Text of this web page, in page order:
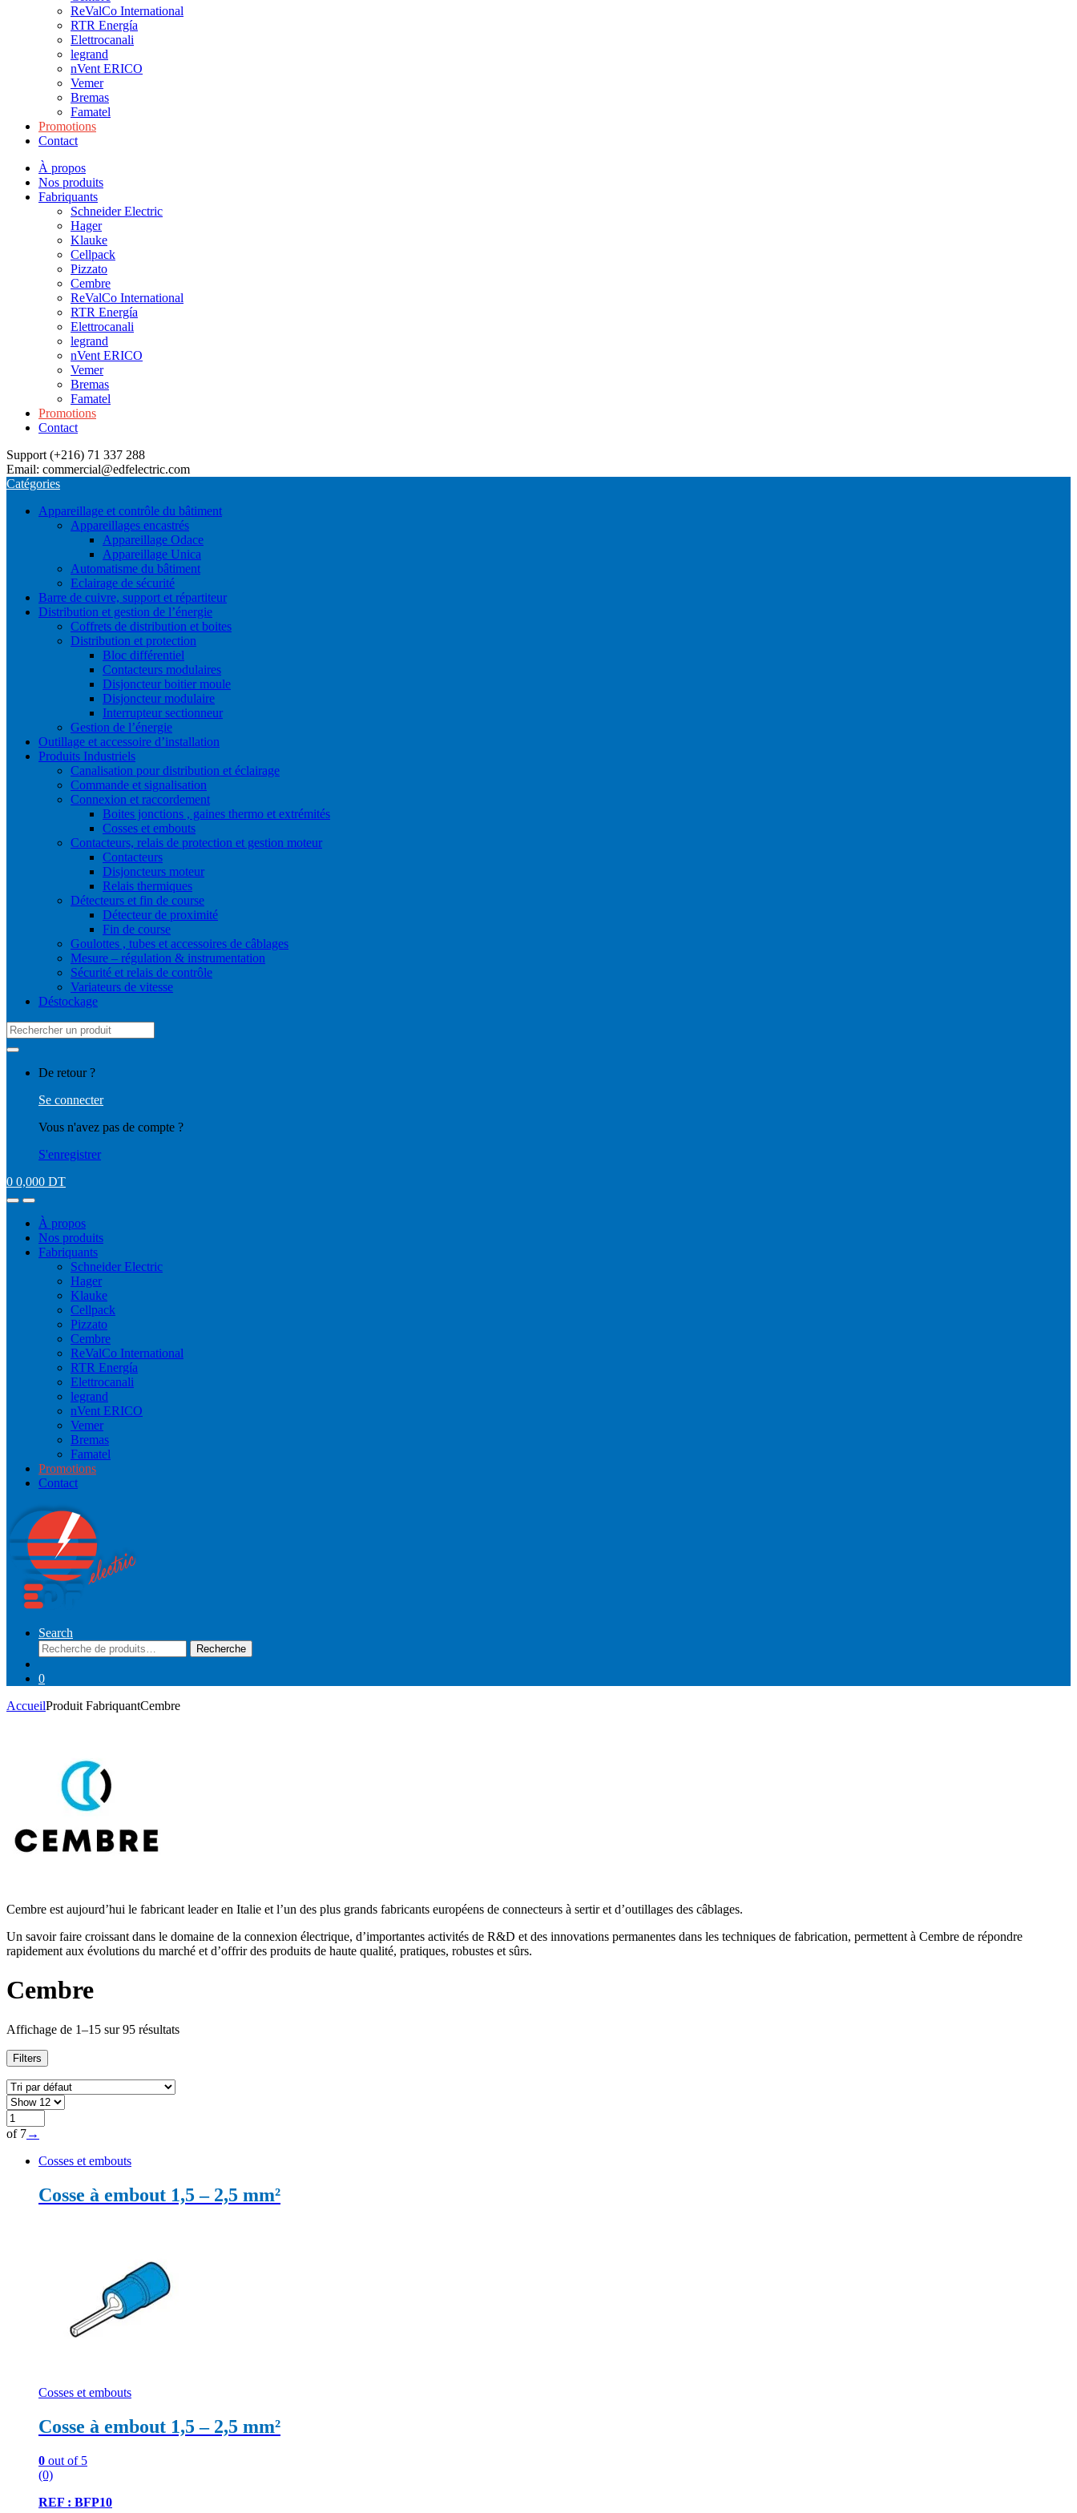
ReValCo International
RTR Energía
Elettrocanali
legrand
nVent ERICO
Vemer
Bremas
Famatel
Promotions
Contact
À propos
Nos produits
Fabriquants
Schneider Electric
Hager
Klauke
Cellpack
Pizzato
Cembre
ReValCo International
RTR Energía
Elettrocanali
legrand
nVent ERICO
Vemer
Bremas
Famatel
Promotions
Contact
Support (+216) 71 337 288
Email: commercial@edfelectric.com
Catégories
Appareillage et contrôle du bâtiment
Appareillages encastrés
Appareillage Odace
Appareillage Unica
Automatisme du bâtiment
Eclairage de sécurité
Barre de cuivre, support et répartiteur
Distribution et gestion de l’énergie
Coffrets de distribution et boites
Distribution et protection
Bloc différentiel
Contacteurs modulaires
Disjoncteur boitier moule
Disjoncteur modulaire
Interrupteur sectionneur
Gestion de l’énergie
Outillage et accessoire d’installation
Produits Industriels
Canalisation pour distribution et éclairage
Commande et signalisation
Connexion et raccordement
Boites jonctions , gaines thermo et extrémités
Cosses et embouts
Contacteurs, relais de protection et gestion moteur
Contacteurs
Disjoncteurs moteur
Relais thermiques
Détecteurs et fin de course
Détecteur de proximité
Fin de course
Goulottes , tubes et accessoires de câblages
Mesure – régulation & instrumentation
Sécurité et relais de contrôle
Variateurs de vitesse
Déstockage
Search
for:
De retour ?
Se connecter
Vous n'avez pas de compte ?
S'enregistrer
0 0,000 DT
À propos
Nos produits
Fabriquants
Schneider Electric
Hager
Klauke
Cellpack
Pizzato
Cembre
ReValCo International
RTR Energía
Elettrocanali
legrand
nVent ERICO
Vemer
Bremas
Famatel
Promotions
Contact
Search
Recherche
pour :
Recherche
0
AccueilProduit FabriquantCembre
Cembre est aujourd’hui le fabricant leader en Italie et l’un des plus grands fabricants européens de connecteurs à sertir et d’outillages des câblages.
Un savoir faire croissant dans le domaine de la connexion électrique, d’importantes activités de R&D et des innovations permanentes dans les techniques de fabrication, permettent à Cembre de répondre
rapidement aux évolutions du marché et d’offrir des produits de haute qualité, pratiques, robustes et sûrs.
Cembre
Affichage de 1–15 sur 95 résultats
Filters
of 7→
Cosses et embouts
Cosse à embout 1,5 – 2,5 mm²
Cosses et embouts
Cosse à embout 1,5 – 2,5 mm²
0 out of 5
(0)
REF : BFP10